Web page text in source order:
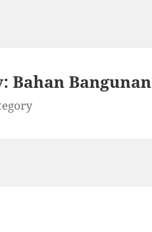
Bahan Bangunan